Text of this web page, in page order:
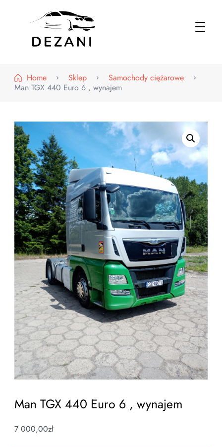
Home
Sklep
Samochody ciężarowe
Man TGX 440 Euro 6 , wynajem
Man TGX 440 Euro 6 , wynajem
7 000,00zł